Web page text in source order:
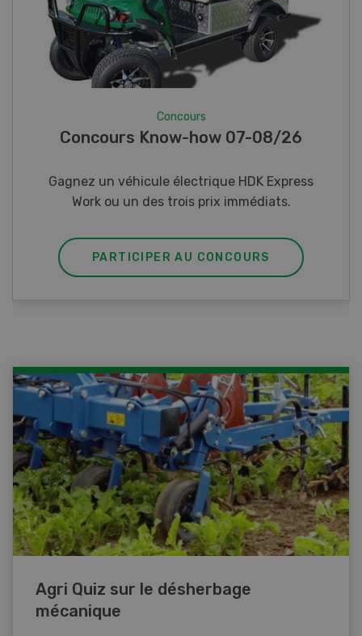
Photo mystère 07-08/26
Gagnez l’un des cinq couteaux de poche LANDI
PARTICIPER AU CONCOURS
Agri Quiz sur le désherbage
mécanique